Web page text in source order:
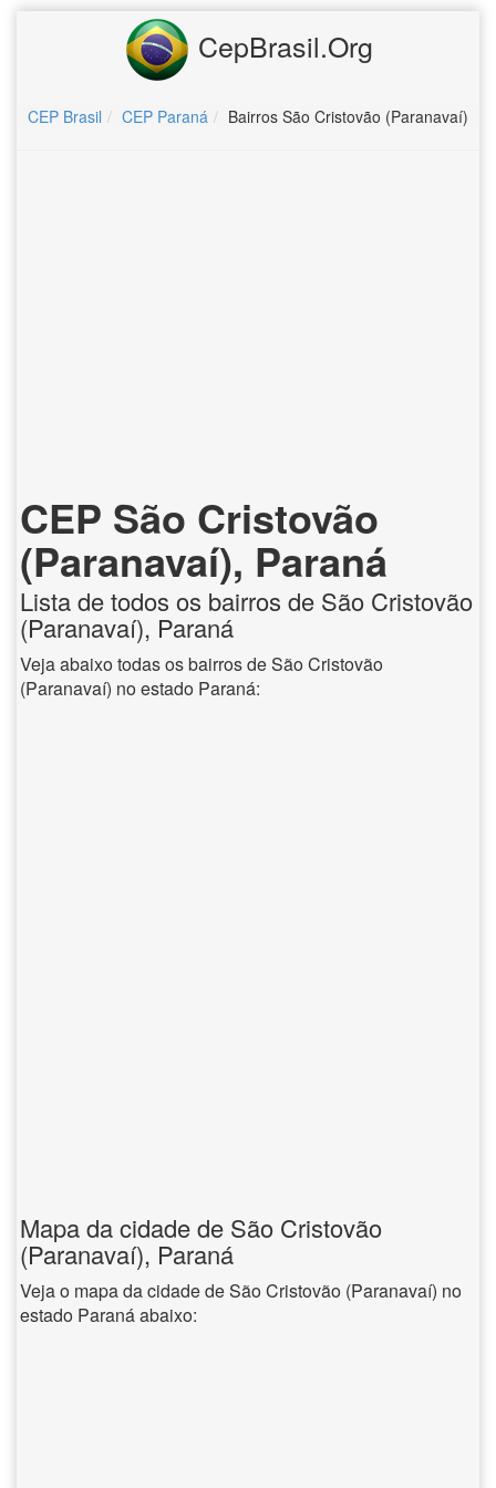
CepBrasil.Org
CEP Brasil CEP Paraná Bairros São Cristovão (Paranavaí)
CEP São Cristovão
(Paranavaí), Paraná
Lista de todos os bairros de São Cristovão
(Paranavaí), Paraná
Veja abaixo todas os bairros de São Cristovão
(Paranavaí) no estado Paraná:
Mapa da cidade de São Cristovão
(Paranavaí), Paraná
Veja o mapa da cidade de São Cristovão (Paranavaí) no
estado Paraná abaixo: